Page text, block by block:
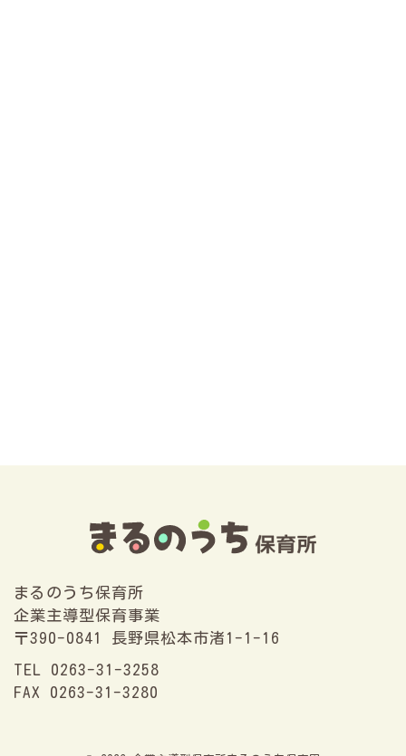
まるのうち保育所
企業主導型保育事業
〒390-0841 長野県松本市渚1-1-16
TEL 0263-31-3258
FAX 0263-31-3280